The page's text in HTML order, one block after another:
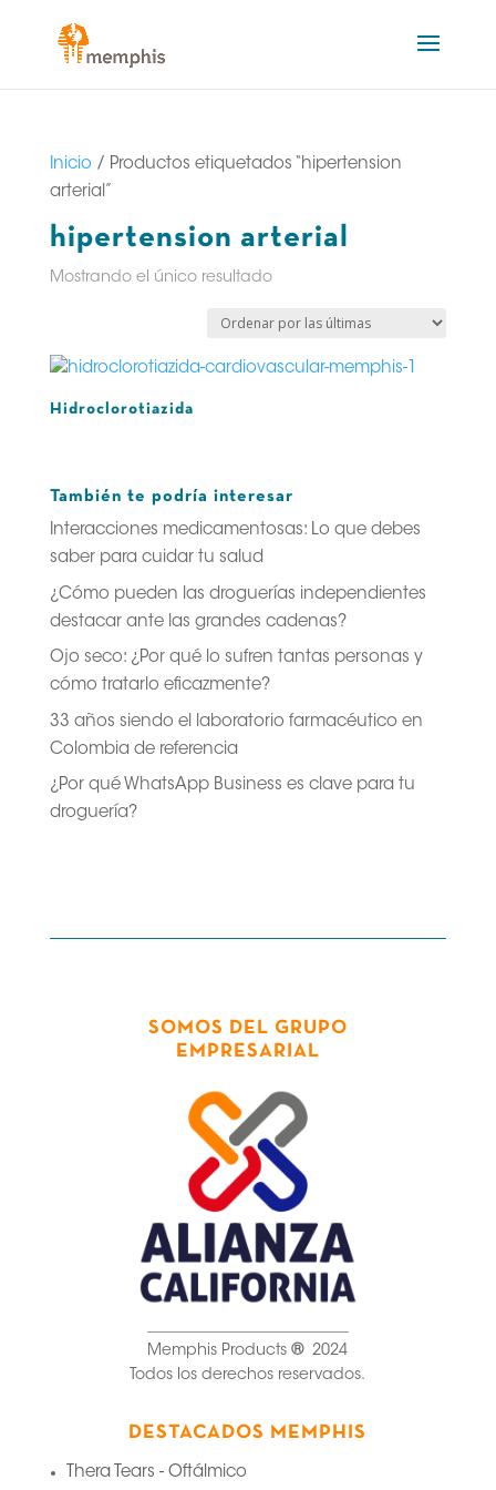
Inicio / Productos etiquetados “hipertension
arterial”
hipertension arterial
Mostrando el único resultado
Hidroclorotiazida
También te podría interesar
Interacciones medicamentosas: Lo que debes
saber para cuidar tu salud
¿Cómo pueden las droguerías independientes
destacar ante las grandes cadenas?
Ojo seco: ¿Por qué lo sufren tantas personas y
cómo tratarlo eficazmente?
33 años siendo el laboratorio farmacéutico en
Colombia de referencia
¿Por qué WhatsApp Business es clave para tu
droguería?
SOMOS DEL GRUPO
EMPRESARIAL
Memphis Products ® 2024
Todos los derechos reservados.
DESTACADOS MEMPHIS
Thera Tears - Oftálmico